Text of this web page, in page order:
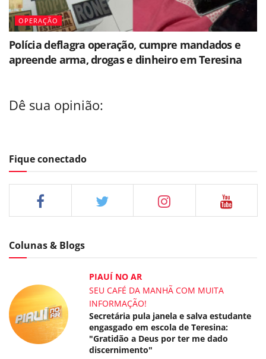
OPERAÇÃO
Polícia deflagra operação, cumpre mandados e
apreende arma, drogas e dinheiro em Teresina
Dê sua opinião:
Fique conectado
Colunas & Blogs
PIAUÍ NO AR
SEU CAFÉ DA MANHÃ COM MUITA
INFORMAÇÃO!
Secretária pula janela e salva estudante
engasgado em escola de Teresina:
"Gratidão a Deus por ter me dado
discernimento"